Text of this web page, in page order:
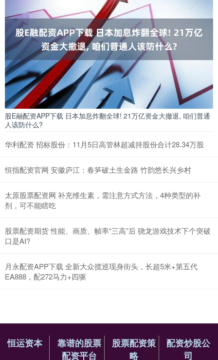
股E融配资APP下载 日本加息炸翻全球! 21万亿资金大撤退, 咱们普通
人该防什么?
华利配资 招标股份：11月5日高管林超减持股份合计28.34万股
恒指配资官网 安徽庐江：春笋破土生金路 竹韵悠长兴乡村
太原股票配资网 补充维生素，需注意方式方法，4种类型的补
剂，可不能瞎吃
股票配资期货 性能、画质、帧率“三高”后 骁龙游戏技术下个突破
口是AI?
月永配资APP下载 全新大众揽巡现身街头，长超5米+第五代
EA888，配272马力+四驱
恒运资本
靠谱的股票
配资平台
股票配资策
略
配资炒股公
司